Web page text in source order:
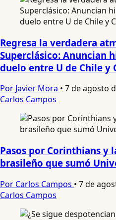
Regresa la verdadera
Superclásico: Anuncian
duelo entre U de Chile y
Por Javier Mora • 7 de agosto
Carlos Campos
Pasos por Corinthians y
brasileño que sumó
Por Carlos Campos • 7 de
Carlos Campos